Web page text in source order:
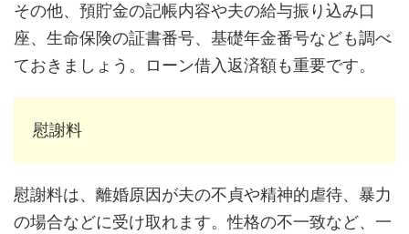
その他、預貯金の記帳内容や夫の給与振り込み口
座、生命保険の証書番号、基礎年金番号なども調べ
ておきましょう。ローン借入返済額も重要です。
慰謝料
慰謝料は、離婚原因が夫の不貞や精神的虐待、暴力
の場合などに受け取れます。性格の不一致など、一